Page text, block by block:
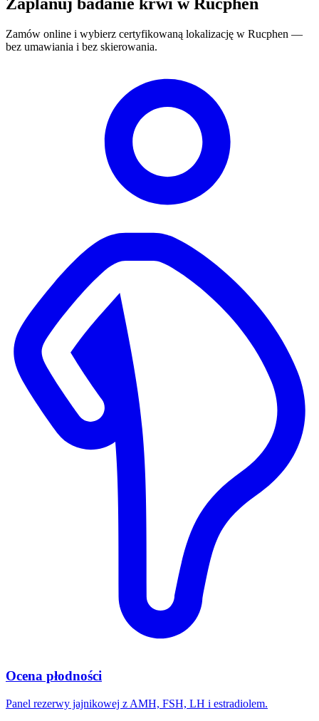
Zamów online i wybierz certyfikowaną lokalizację w Rucphen —
bez umawiania i bez skierowania.
Ocena płodności
Panel rezerwy jajnikowej z AMH, FSH, LH i estradiolem.